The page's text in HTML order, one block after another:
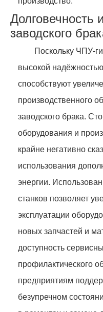
Долговечность
заводского
Поскольку ЧПУ-
высокой
способствуют
производственного
заводского брака.
оборудования и
крайне негативно
использования
энергии.
станков позволяет
эксплуатации
новых запчастей и
доступность
профилактического
предприятиям
безупречном